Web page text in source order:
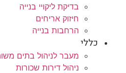
בדיקת ליקויי בנייה
חיזוק אריחים
הרחבות בנייה
כללי
מעבר לניהול בתים
ניהול דירות שכורות